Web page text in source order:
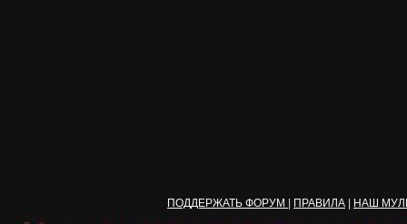
ПОДДЕРЖАТЬ ФОРУМ ПРАВИЛА
НАШ